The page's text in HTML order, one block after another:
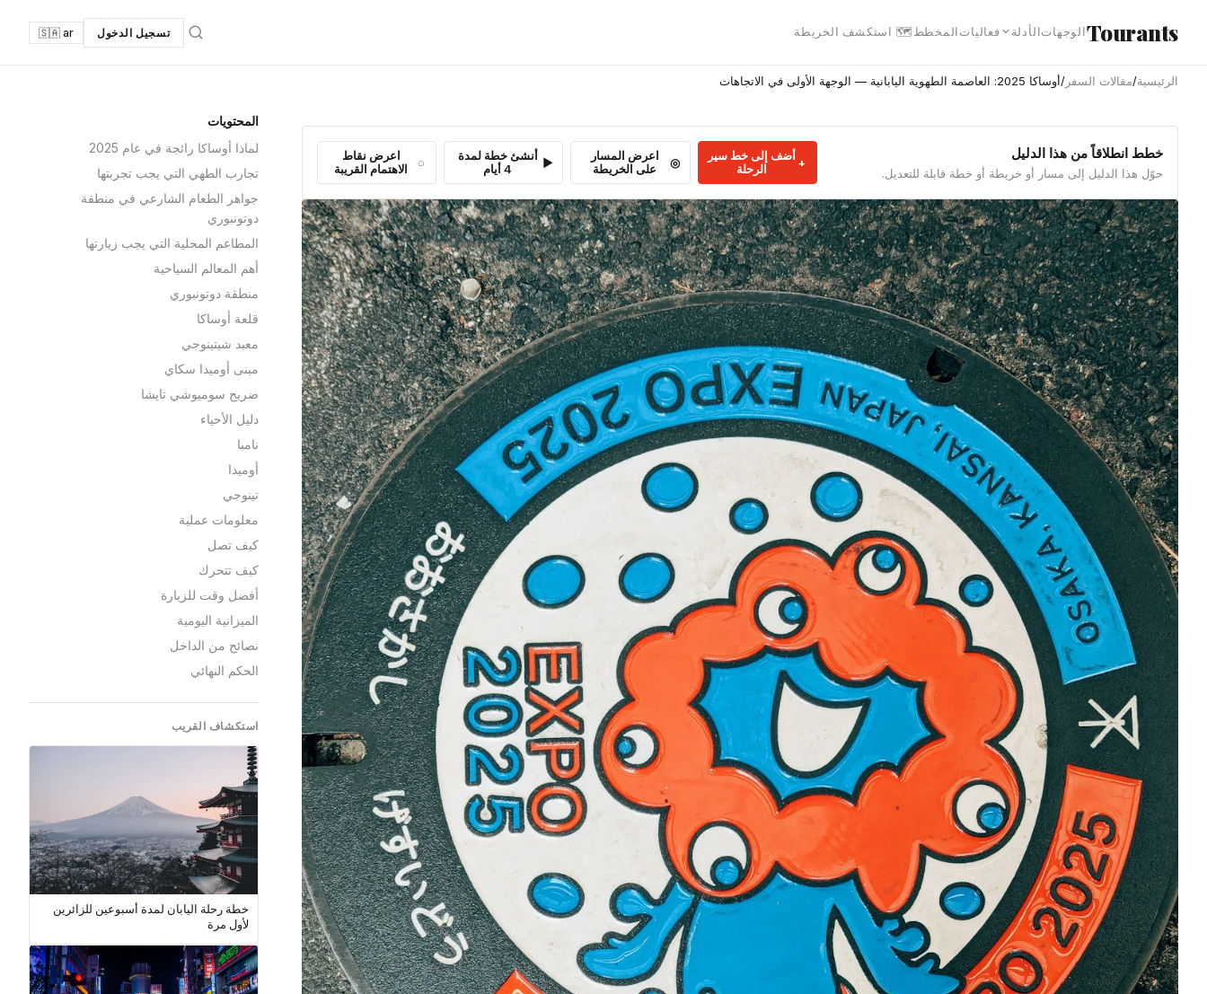
Tourantsالوجهاتالأدلة فعالياتالمخطط 🗺 استكشف الخريطة تسجيل الدخول 🇸🇦 ar
الرئيسية/مقالات السفر /أوساكا 2025: العاصمة الطهوية اليابانية — الوجهة الأولى في الاتجاهات
خطط انطلاقاً من هذا الدليل
حوّل هذا الدليل إلى مسار أو خريطة أو خطة قابلة للتعديل.
أضف إلى خط سير
الرحلة
اعرض المسار
على الخريطة
أنشئ خطة لمدة
4 أيام
اعرض نقاط
الاهتمام القريبة
المحتويات
لماذا أوساكا رائجة في عام 2025
تجارب الطهي التي يجب تجربتها
جواهر الطعام الشارعي في منطقة
دوتونبوري
المطاعم المحلية التي يجب زيارتها
أهم المعالم السياحية
منطقة دوتونبوري
قلعة أوساكا
معبد شيتينوجي
مبنى أوميدا سكاي
ضريح سوميوشي تايشا
دليل الأحياء
نامبا
أوميدا
تينوجي
معلومات عملية
كيف تصل
كيف تتحرك
أفضل وقت للزيارة
الميزانية اليومية
نصائح من الداخل
الحكم النهائي
استكشاف القريب
خطة رحلة اليابان لمدة أسبوعين للزائرين
لأول مرة